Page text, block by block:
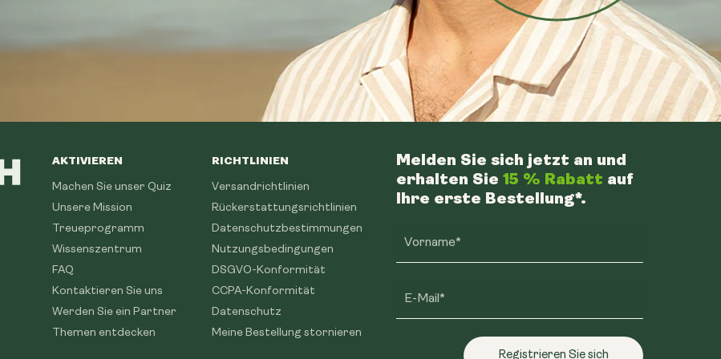
AKTIVIEREN
Machen Sie unser Quiz
Unsere Mission
Treueprogramm
Wissenszentrum
FAQ
Kontaktieren Sie uns
Werden Sie ein Partner
Themen entdecken
RICHTLINIEN
Versandrichtlinien
Rückerstattungsrichtlinien
Datenschutzbestimmungen
Nutzungsbedingungen
DSGVO-Konformität
CCPA-Konformität
Datenschutz
Meine Bestellung stornieren
Melden Sie sich jetzt an und
erhalten Sie 15 % Rabatt auf
Ihre erste Bestellung*.
Vorname*
E-Mail*
Registrieren Sie sich